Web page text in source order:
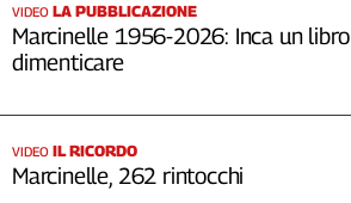
La
redazione
Newsletter
Social
VIDEO LA PUBBLICAZIONE
Marcinelle 1956-2026: Inca un
dimenticare
VIDEO IL RICORDO
Marcinelle, 262 rintocchi